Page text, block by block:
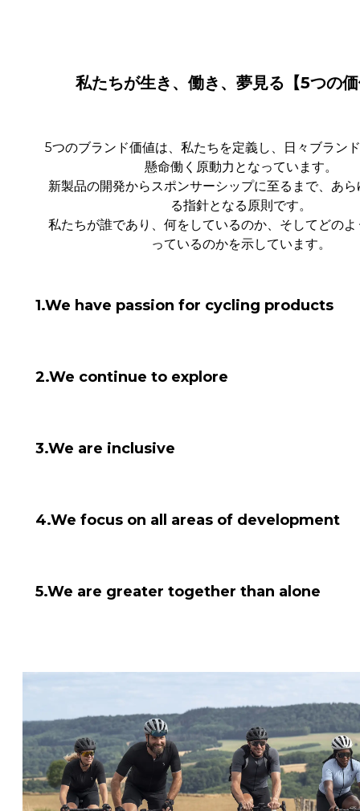
私たちが生き、働き、夢見る【5つの
5つのブランド価値は、私たちを定義し、日々ブラン
懸命働く原動力となっています。
新製品の開発からスポンサーシップに至るまで、あ
る指針となる原則です。
私たちが誰であり、何をしているのか、そしてどの
っているのかを示しています。
1.We have passion for cycling products
転車部品」を作り続けています。そして、私たちの製品
2.We continue to explore
ーのための、バイカーによる」を製造しています。そし
3.We are inclusive
人々のために製品を開発しています。40のカテゴリーに
4.We focus on all areas of development
一部であり、あなたの成長は私たちの成長でもあります
5.We are greater together than alone
とはできません。私たちの製品は、それを使用し、私た
ちはあなたのライドの一部であり、あなたも私たちのラ